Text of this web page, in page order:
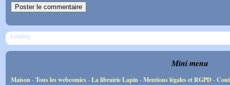
Loading
Mini menu
Maison-Tous les webcomics-La librairie Lapin-Mentions légales et RGPD-